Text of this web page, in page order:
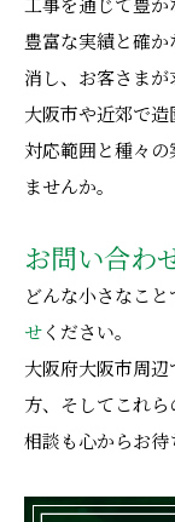
工事を通じて豊か
豊富な実績と確
消し、お客さまが
大阪市や近郊で
対応範囲と種々
ませんか。
お問い合わ
どんな小さなこ
せ ください。
大阪府大阪市周
方、そしてこれ
相談も心からお待